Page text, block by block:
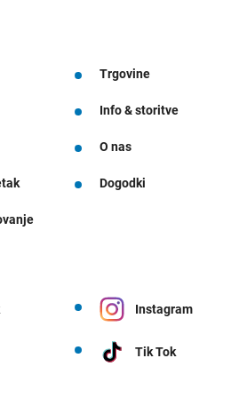
Trgovine
Info & storitve
O nas
Dogodki
Instagram
Tik Tok